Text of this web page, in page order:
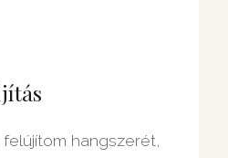
hangszerét,